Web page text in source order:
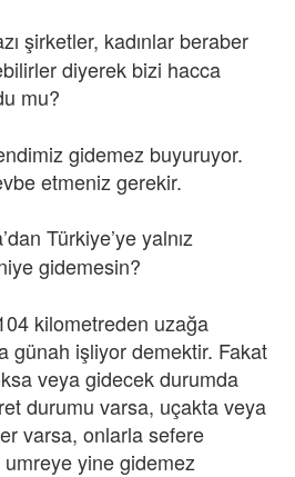
şirketler, kadınlar beraber
diyerek bizi hacca
mu?
gidemez buyuruyor.
etmeniz gerekir.
Türkiye’ye yalnız
gidemesin?
kilometreden uzağa
günah işliyor demektir. Fakat
veya gidecek durumda
durumu varsa, uçakta veya
varsa, onlarla sefere
yine gidemez